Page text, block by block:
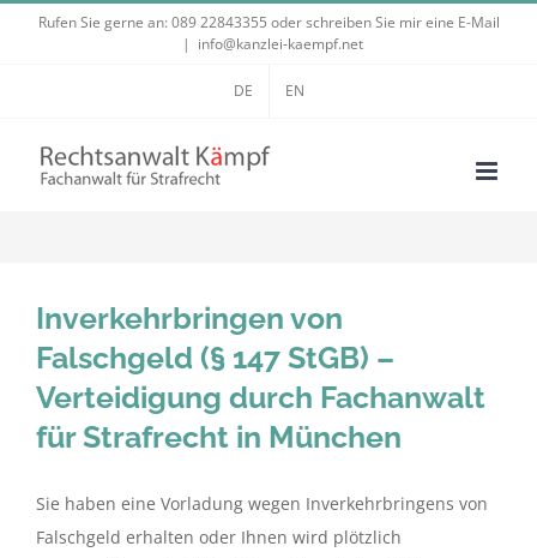
Rufen Sie gerne an: 089 22843355 oder schreiben Sie mir eine E-Mail
| info@kanzlei-kaempf.net
DE EN
Inverkehrbringen von
Falschgeld (§ 147 StGB) –
Verteidigung durch Fachanwalt
für Strafrecht in München
Sie haben eine Vorladung wegen Inverkehrbringens von
Falschgeld erhalten oder Ihnen wird plötzlich